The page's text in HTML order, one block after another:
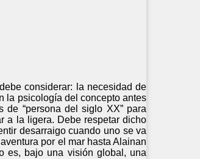
considerar: la necesidad de
la psicología del concepto antes
“persona del siglo XX” para
a la ligera. Debe respetar dicho
desarraigo cuando uno se va
por el mar hasta Alainan
es, bajo una visión global, una